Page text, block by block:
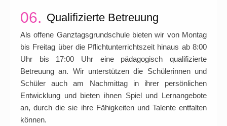
06. Qualifizierte Betreuung
Als offene Ganztagsgrundschule bieten wir von Montag
bis Freitag über die Pflichtunterrichtszeit hinaus ab 8:00
Uhr bis 17:00 Uhr eine pädagogisch qualifizierte
Betreuung an. Wir unterstützen die Schülerinnen und
Schüler auch am Nachmittag in ihrer persönlichen
Entwicklung und bieten ihnen Spiel und Lernangebote
an, durch die sie ihre Fähigkeiten und Talente entfalten
können.